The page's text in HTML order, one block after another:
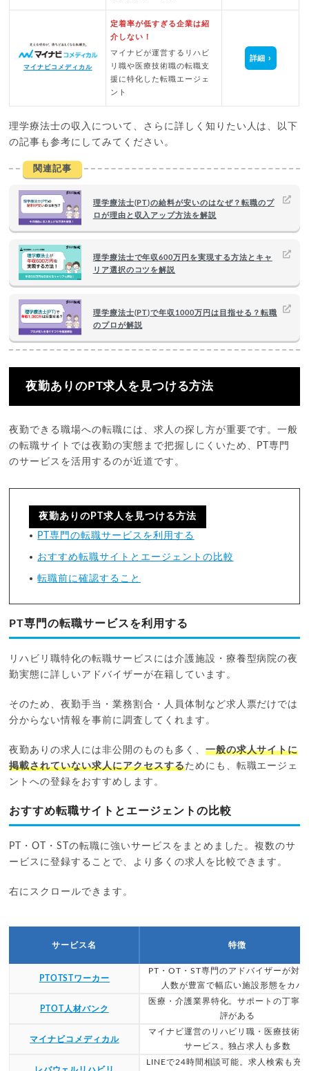
マイナビコメディカル
定着率が低すぎる企業は紹
介しない！
マイナビが運営するリハビ
リ職や医療技術職の転職支
援に特化した転職エージェ
ント
詳細
理学療法士の収入について、さらに詳しく知りたい人は、以下
の記事も参考にしてみてください。
関連記事
理学療法士(PT)の給料が安いのはなぜ？転職のプ
ロが理由と収入アップ方法を解説
理学療法士で年収600万円を実現する方法とキャ
リア選択のコツを解説
理学療法士(PT)で年収1000万円は目指せる？転職
のプロが解説
夜勤ありのPT求人を見つける方法
夜勤できる職場への転職には、求人の探し方が重要です。一般
の転職サイトでは夜勤の実態まで把握しにくいため、PT専門
のサービスを活用するのが近道です。
夜勤ありのPT求人を見つける方法
PT専門の転職サービスを利用する
おすすめ転職サイトとエージェントの比較
転職前に確認すること
PT専門の転職サービスを利用する
リハビリ職特化の転職サービスには介護施設・療養型病院の夜
勤実態に詳しいアドバイザーが在籍しています。
そのため、夜勤手当・業務割合・人員体制など求人票だけでは
分からない情報を事前に調査してくれます。
夜勤ありの求人には非公開のものも多く、 一般の求人サイトに
掲載されていない求人にアクセスするためにも、転職エージェ
ントへの登録をおすすめします。
おすすめ転職サイトとエージェントの比較
PT・OT・STの転職に強いサービスをまとめました。複数のサ
ービスに登録することで、より多くの求人を比較できます。
右にスクロールできます。
サービス名 特徴
PTOTSTワーカー
PT・OT・ST専門のアドバイザーが対
人数が豊富で幅広い施設形態をカバ
PTOT人材バンク
医療・介護業界特化。サポートの丁寧
評がある
マイナビコメディカル
マイナビ運営のリハビリ職・医療技術
サービス。独占求人も多数
LINEで24時間相談可能。求人検索も充